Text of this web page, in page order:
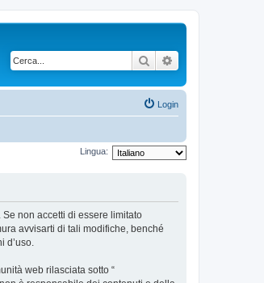
Cerca
Login
Lingua:
Se non accetti di essere limitato
avvisarti di tali modifiche, benché
d’uso.
web rilasciata sotto “